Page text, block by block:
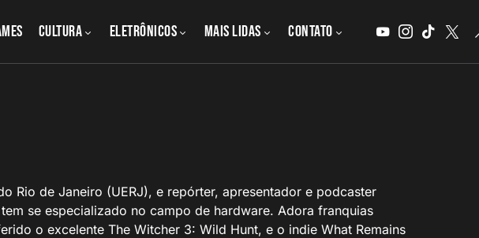
CULTURA Eletrônicos MAIS LIDAS CONTATO
Rio de Janeiro (UERJ), e repórter, apresentador e podcaster
se especializado no campo de hardware. Adora franquias
o excelente The Witcher 3: Wild Hunt, e o indie What Remains